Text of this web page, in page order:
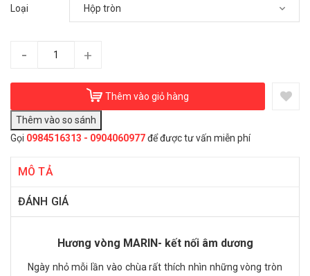
Loại
- +
Thêm vào giỏ hàng
Gọi 0984516313 - 0904060977để được tư vấn miễn phí
MÔ TẢ
ĐÁNH GIÁ
Hương vòng MARIN- kết nối âm dương
Ngày nhỏ mỗi lần vào chùa rất thích nhìn những vòng tròn